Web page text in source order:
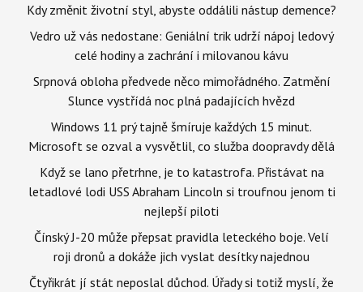
Kdy změnit životní styl, abyste oddálili nástup demence?
Vedro už vás nedostane: Geniální trik udrží nápoj ledový
celé hodiny a zachrání i milovanou kávu
Srpnová obloha předvede něco mimořádného. Zatmění
Slunce vystřídá noc plná padajících hvězd
Windows 11 prý tajně šmíruje každých 15 minut.
Microsoft se ozval a vysvětlil, co služba doopravdy dělá
Když se lano přetrhne, je to katastrofa. Přistávat na
letadlové lodi USS Abraham Lincoln si troufnou jenom ti
nejlepší piloti
Čínský J-20 může přepsat pravidla leteckého boje. Velí
roji dronů a dokáže jich vyslat desítky najednou
Čtyřikrát jí stát neposlal důchod. Úřady si totiž myslí, že